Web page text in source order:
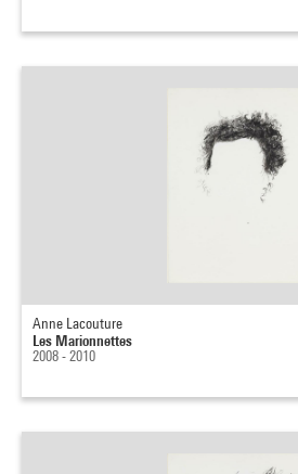
Anne Lacouture
Les Marionnettes
2008 - 2010